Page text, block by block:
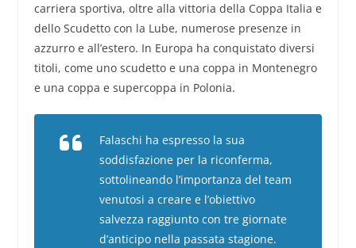
carriera sportiva, oltre alla vittoria della Coppa Italia e
dello Scudetto con la Lube, numerose presenze in
azzurro e all’estero. In Europa ha conquistato diversi
titoli, come uno scudetto e una coppa in Montenegro
e una coppa e supercoppa in Polonia.
Falaschi ha espresso la sua
soddisfazione per la riconferma,
sottolineando l’importanza del team
venutosi a creare e l’obiettivo
salvezza raggiunto con tre giornate
d’anticipo nella passata stagione.